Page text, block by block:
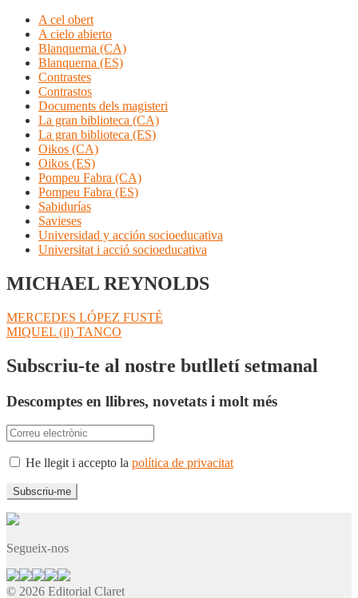
A cel obert
A cielo abierto
Blanquerna (CA)
Blanquerna (ES)
Contrastes
Contrastos
Documents dels magisteri
La gran biblioteca (CA)
La gran biblioteca (ES)
Oikos (CA)
Oikos (ES)
Pompeu Fabra (CA)
Pompeu Fabra (ES)
Sabidurías
Savieses
Universidad y acción socioeducativa
Universitat i acció socioeducativa
MICHAEL REYNOLDS
Navegació
d'entrades
Entrada
anterior:
MERCEDES LÓPEZ FUSTÉ
Pròxima
MIQUEL (il) TANCO
Subscriu-te al nostre butlletí setmanal
Descomptes en llibres, novetats i molt més
He llegit i accepto la política de privacitat
Segueix-nos
© 2026 Editorial Claret